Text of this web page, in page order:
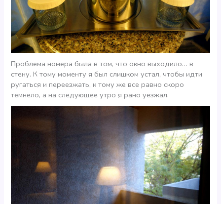
Проблема номера была в том, что окно выходило… в
стену. К тому моменту я был слишком устал, чтобы идти
ругаться и переезжать, к тому же все равно скоро
темнело, а на следующее утро я рано уезжал.